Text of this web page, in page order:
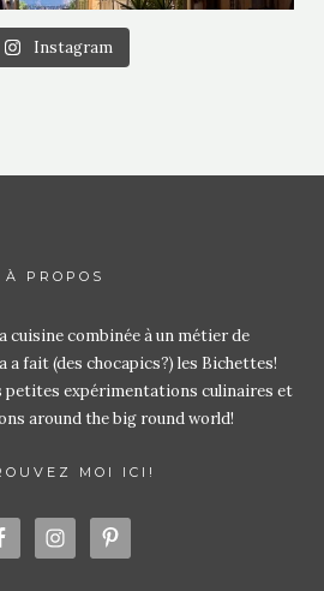
Instagram
À PROPOS
cuisine combinée à un métier de
a fait (des chocapics?) les Bichettes!
petites expérimentations culinaires et
around the big round world!
MOI ICI!